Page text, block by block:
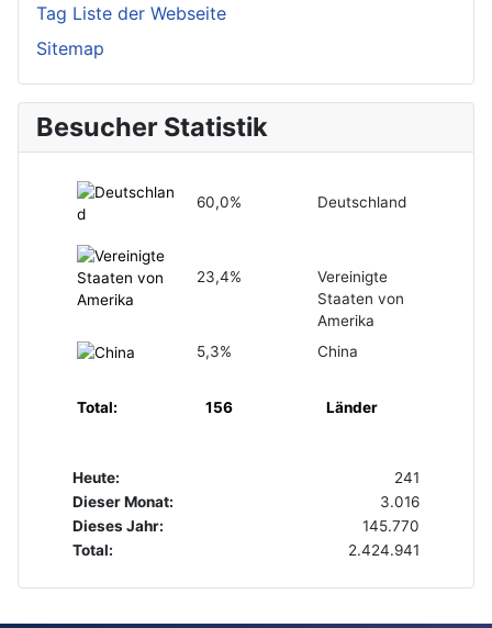
Tag Liste der Webseite
Sitemap
Besucher Statistik
60,0% Deutschland
23,4%
Vereinigte
Staaten von
Amerika
5,3%
China
Total: 156 Länder
Heute:
241
Dieser Monat:
3.016
Dieses Jahr:
145.770
Total:
2.424.941